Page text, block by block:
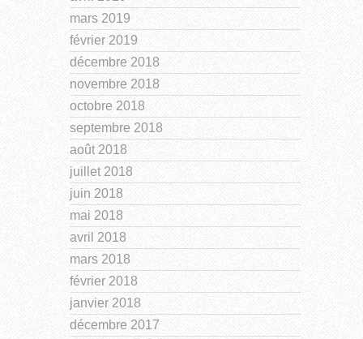
mars 2019
février 2019
décembre 2018
novembre 2018
octobre 2018
septembre 2018
août 2018
juillet 2018
juin 2018
mai 2018
avril 2018
mars 2018
février 2018
janvier 2018
décembre 2017